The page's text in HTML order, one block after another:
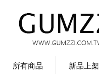
所有商品 新品上架